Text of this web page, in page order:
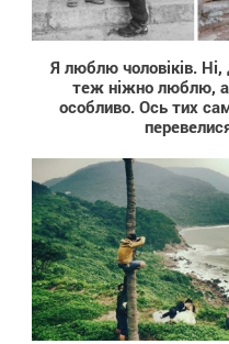
Я люблю чоловіків.
теж ніжно люблю,
особливо. Ось тих